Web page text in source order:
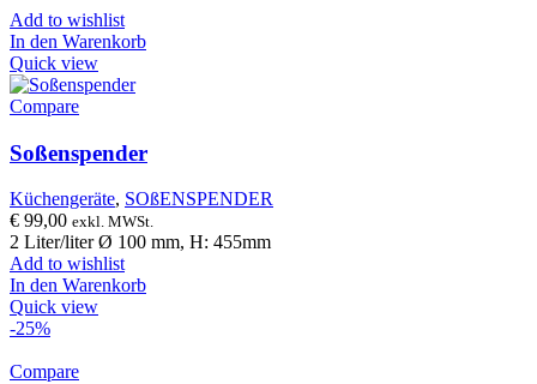
Add to wishlist
In den Warenkorb
Quick view
Compare
Soßenspender
Küchengeräte, SOßENSPENDER
€ 99,00 exkl. MWSt.
2 Liter/liter Ø 100 mm, H: 455mm
Add to wishlist
In den Warenkorb
Quick view
-25%
Compare